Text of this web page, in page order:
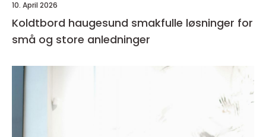
10. April 2026
Koldtbord haugesund smakfulle løsninger for
små og store anledninger